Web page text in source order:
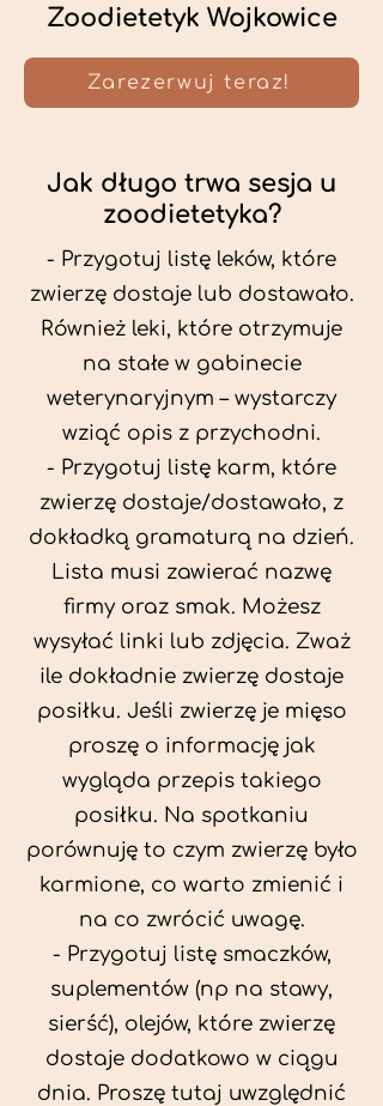
Zoodietetyk Wojkowice
Zarezerwuj teraz!
Jak długo trwa sesja u
zoodietetyka?
- Przygotuj listę leków, które
zwierzę dostaje lub dostawało.
Również leki, które otrzymuje
na stałe w gabinecie
weterynaryjnym – wystarczy
wziąć opis z przychodni.
- Przygotuj listę karm, które
zwierzę dostaje/dostawało, z
dokładką gramaturą na dzień.
Lista musi zawierać nazwę
firmy oraz smak. Możesz
wysyłać linki lub zdjęcia. Zważ
ile dokładnie zwierzę dostaje
posiłku. Jeśli zwierzę je mięso
proszę o informację jak
wygląda przepis takiego
posiłku. Na spotkaniu
porównuję to czym zwierzę było
karmione, co warto zmienić i
na co zwrócić uwagę.
- Przygotuj listę smaczków,
suplementów (np na stawy,
sierść), olejów, które zwierzę
dostaje dodatkowo w ciągu
dnia. Proszę tutaj uwzględnić